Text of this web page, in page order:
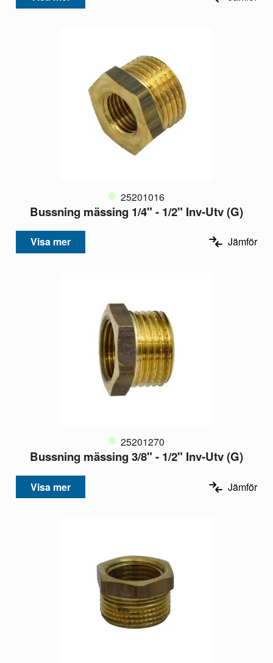
25201016
Bussning mässing 1/4" - 1/2" Inv-Utv (G)
Visa mer Jämför
25201270
Bussning mässing 3/8" - 1/2" Inv-Utv (G)
Visa mer Jämför